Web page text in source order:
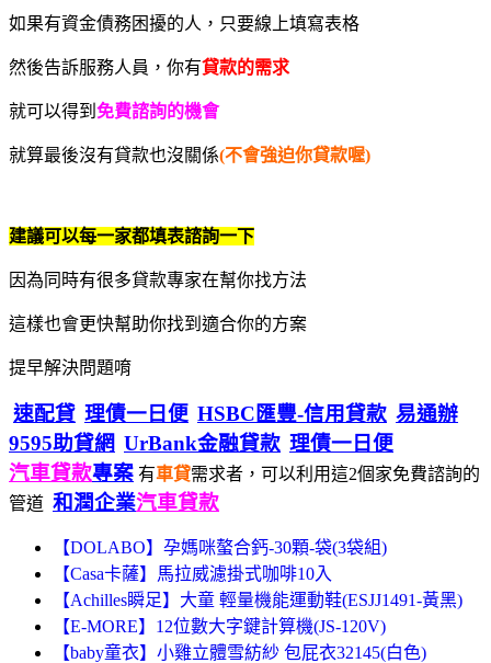
如果有資金債務困擾的人，只要線上填寫表格
然後告訴服務人員，你有貸款的需求
就可以得到 免費諮詢的機會
就算最後沒有貸款也沒關係(不會強迫你貸款喔)
建議可以每一家都填表諮詢一下
因為同時有很多貸款專家在幫你找方法
這樣也會更快幫助你找到適合你的方案
提早解決問題唷
速配貸 理債一日便 HSBC匯豐-信用貸款 易通辦
9595助貸網 UrBank金融貸款 理債一日便
汽車貸款專案 有車貸需求者，可以利用這2個家免費諮詢的
管道 和潤企業汽車貸款
【DOLABO】孕媽咪螯合鈣-30顆-袋(3袋組)
【Casa卡薩】馬拉威濾掛式咖啡10入
【Achilles瞬足】大童 輕量機能運動鞋(ESJJ1491-黃黑)
【E-MORE】12位數大字鍵計算機(JS-120V)
【baby童衣】小雞立體雪紡紗 包屁衣32145(白色)